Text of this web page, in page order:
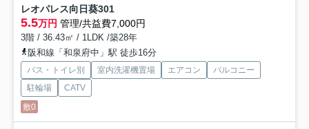
レオパレス向日葵301
5.5万円 管理/共益費7,000円
3階 / 36.43㎡ / 1LDK /築28年
阪和線「和泉府中」駅 徒歩16分
バス・トイレ別 室内洗濯機置場 エアコン
バルコニー
駐輪場
CATV
敷0